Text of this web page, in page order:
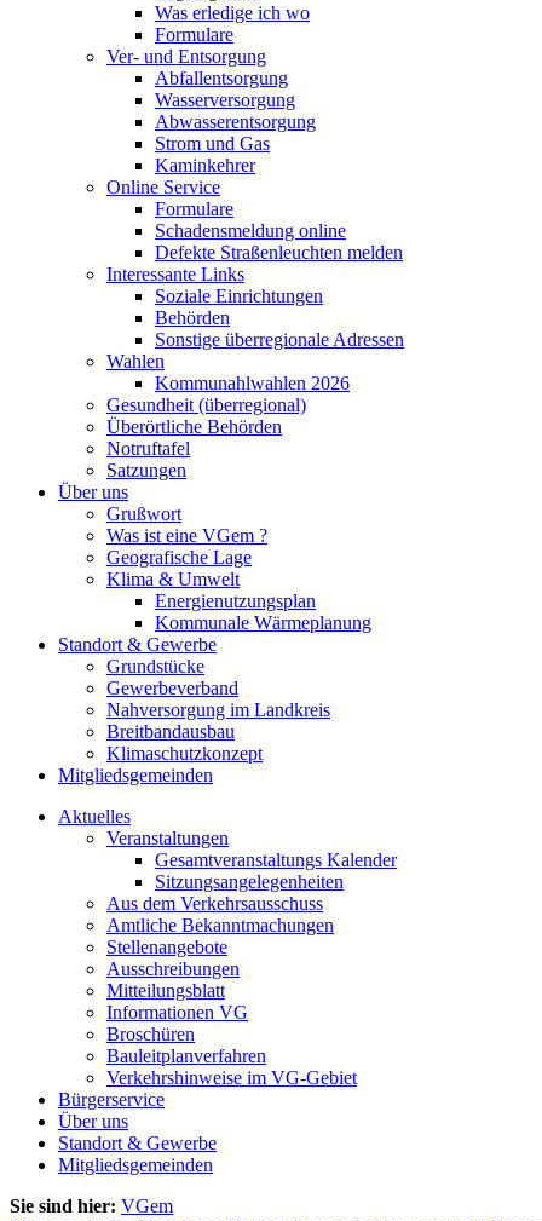
Was erledige ich wo
Formulare
Ver- und Entsorgung
Abfallentsorgung
Wasserversorgung
Abwasserentsorgung
Strom und Gas
Kaminkehrer
Online Service
Formulare
Schadensmeldung online
Defekte Straßenleuchten melden
Interessante Links
Soziale Einrichtungen
Behörden
Sonstige überregionale Adressen
Wahlen
Kommunahlwahlen 2026
Gesundheit (überregional)
Überörtliche Behörden
Notruftafel
Satzungen
Über uns
Grußwort
Was ist eine VGem ?
Geografische Lage
Klima & Umwelt
Energienutzungsplan
Kommunale Wärmeplanung
Standort & Gewerbe
Grundstücke
Gewerbeverband
Nahversorgung im Landkreis
Breitbandausbau
Klimaschutzkonzept
Mitgliedsgemeinden
Aktuelles
Veranstaltungen
Gesamtveranstaltungs Kalender
Sitzungsangelegenheiten
Aus dem Verkehrsausschuss
Amtliche Bekanntmachungen
Stellenangebote
Ausschreibungen
Mitteilungsblatt
Informationen VG
Broschüren
Bauleitplanverfahren
Verkehrshinweise im VG-Gebiet
Bürgerservice
Über uns
Standort & Gewerbe
Mitgliedsgemeinden
Sie sind hier: VGem